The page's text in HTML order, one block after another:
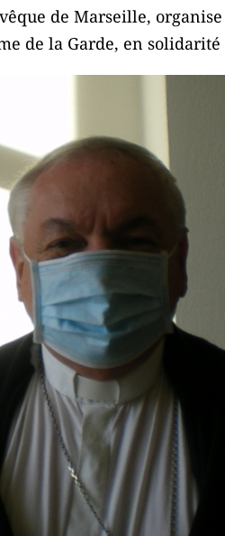
de Marseille,
de la Garde, en solidarité